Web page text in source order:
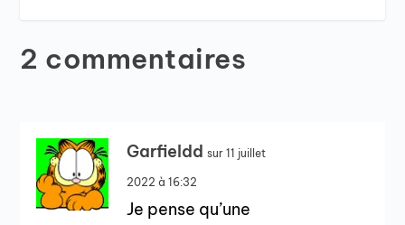
2 commentaires
Garfieldd sur 11 juillet
2022 à 16:32
Je pense qu’une